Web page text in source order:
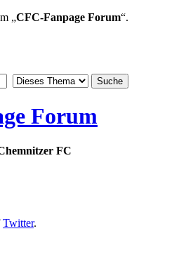
„CFC-Fanpage Forum“.
FC
Twitter.